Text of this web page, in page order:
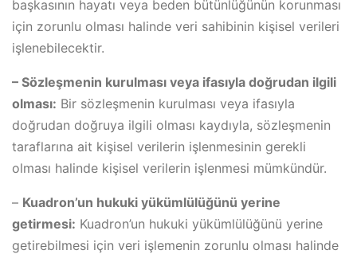
başkasının hayatı veya beden bütünlüğünün korunması
için zorunlu olması halinde veri sahibinin kişisel verileri
işlenebilecektir.
– Sözleşmenin kurulması veya ifasıyla doğrudan ilgili
olması: Bir sözleşmenin kurulması veya ifasıyla
doğrudan doğruya ilgili olması kaydıyla, sözleşmenin
taraflarına ait kişisel verilerin işlenmesinin gerekli
olması halinde kişisel verilerin işlenmesi mümkündür.
– Kuadron’un hukuki yükümlülüğünü yerine
getirmesi: Kuadron’un hukuki yükümlülüğünü yerine
getirebilmesi için veri işlemenin zorunlu olması halinde